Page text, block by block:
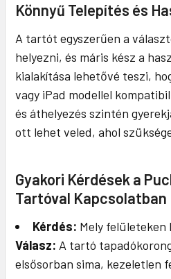
Könnyű Telepítés és
A tartót egyszerűen a
helyezni, és máris kész a
kialakítása lehetővé teszi,
vagy iPad modellel
és áthelyezés szintén
ott lehet veled, ahol
Gyakori Kérdések a
Tartóval Kapcsolatban
Kérdés: Mely
Válasz: A tartó
elsősorban sima, kezeletlen